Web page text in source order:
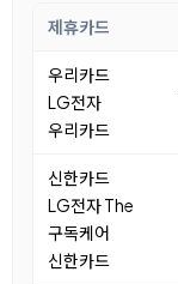
제휴카드
우리카드
LG전자
우리카드
신한카드
LG전자 The
구독케어
신한카드